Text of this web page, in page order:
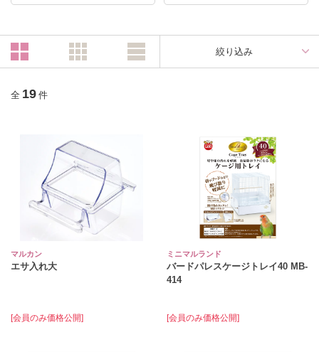
絞り込み
全 19 件
マルカン
エサ入れ大
[会員のみ価格公開]
ミニマルランド
バードパレスケージトレイ40 MB‐
414
[会員のみ価格公開]